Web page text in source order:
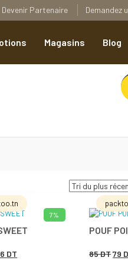
Devenir Partenaire Demandez
Magasins Blog
7%
DT
AU PANIER
Add to Wishlist
POUF
85DTLe
79